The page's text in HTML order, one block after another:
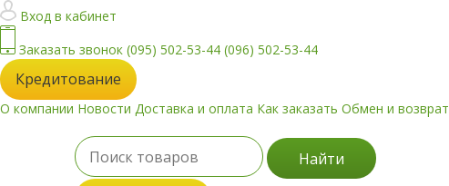
Вход в кабинет
Заказать звонок (095) 502-53-44 (096) 502-53-44
Кредитование
О компании Новости Доставка и оплата Как заказать Обмен и возврат
Найти